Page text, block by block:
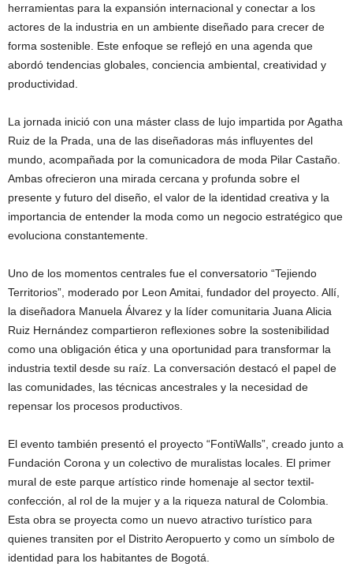
herramientas para la expansión internacional y conectar a los
actores de la industria en un ambiente diseñado para crecer de
forma sostenible. Este enfoque se reflejó en una agenda que
abordó tendencias globales, conciencia ambiental, creatividad y
productividad.
La jornada inició con una máster class de lujo impartida por Agatha
Ruiz de la Prada, una de las diseñadoras más influyentes del
mundo, acompañada por la comunicadora de moda Pilar Castaño.
Ambas ofrecieron una mirada cercana y profunda sobre el
presente y futuro del diseño, el valor de la identidad creativa y la
importancia de entender la moda como un negocio estratégico que
evoluciona constantemente.
Uno de los momentos centrales fue el conversatorio “Tejiendo
Territorios”, moderado por Leon Amitai, fundador del proyecto. Allí,
la diseñadora Manuela Álvarez y la líder comunitaria Juana Alicia
Ruiz Hernández compartieron reflexiones sobre la sostenibilidad
como una obligación ética y una oportunidad para transformar la
industria textil desde su raíz. La conversación destacó el papel de
las comunidades, las técnicas ancestrales y la necesidad de
repensar los procesos productivos.
El evento también presentó el proyecto “FontiWalls”, creado junto a
Fundación Corona y un colectivo de muralistas locales. El primer
mural de este parque artístico rinde homenaje al sector textil-
confección, al rol de la mujer y a la riqueza natural de Colombia.
Esta obra se proyecta como un nuevo atractivo turístico para
quienes transiten por el Distrito Aeropuerto y como un símbolo de
identidad para los habitantes de Bogotá.